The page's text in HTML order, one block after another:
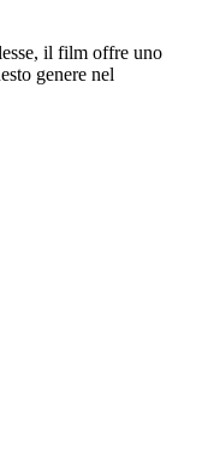
il film offre uno
genere nel